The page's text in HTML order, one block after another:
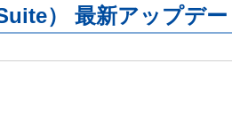
） 最新アップデー